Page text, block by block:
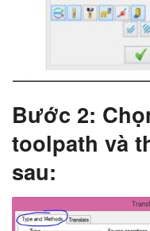
Bước 2:
toolpath và
sau: